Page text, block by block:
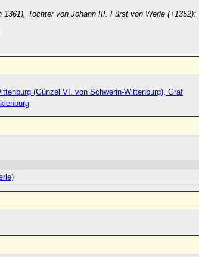
Tochter von Johann III. Fürst von Werle (+1352):
(Günzel VI. von Schwerin-Wittenburg), Graf